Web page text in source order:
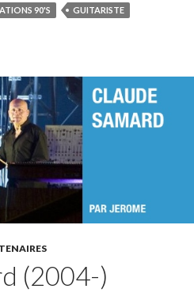
90'S
GUITARISTE
(2004-)